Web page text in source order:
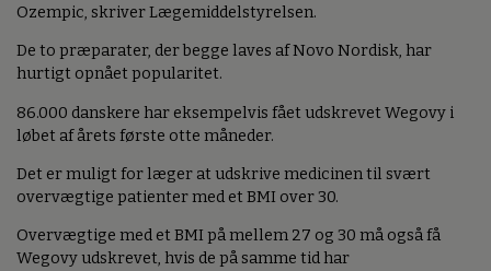
Ozempic, skriver Lægemiddelstyrelsen.
De to præparater, der begge laves af Novo Nordisk, har
hurtigt opnået popularitet.
86.000 danskere har eksempelvis fået udskrevet Wegovy i
løbet af årets første otte måneder.
Det er muligt for læger at udskrive medicinen til svært
overvægtige patienter med et BMI over 30.
Overvægtige med et BMI på mellem 27 og 30 må også få
Wegovy udskrevet, hvis de på samme tid har